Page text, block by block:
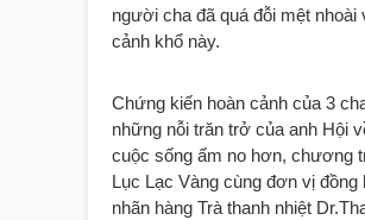
người cha đã quá đỗi mệt nhoài
cảnh khổ này.
Chứng kiến hoàn cảnh của 3
những nỗi trăn trở của anh Hội
cuộc sống ấm no hơn, chương
Lục Lạc Vàng cùng đơn vị đồng
nhãn hàng Trà thanh nhiệt